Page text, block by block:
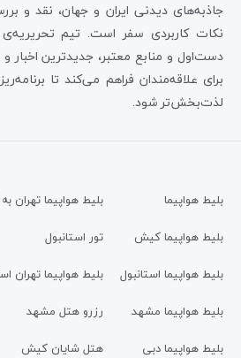
جاذبه‌های دیدنی ایران و جهان، نقد و
نکات کاربردی سفر است. تیم
دست‌اول و منابع معتبر، جدیدترین اخبار
برای علاقه‌مندان فراهم می‌کند تا
لذت‌بخش‌تر شود.
بلیط هواپیما
بلیط هواپیما کیش
بلیط هواپیما استانبول
بلیط هواپیما مشهد
بلیط هواپیما دبی
بلیط هواپیما تهران
تور استانبول
بلیط هواپیما تهران
رزرو هتل مشهد
هتل شایان کیش